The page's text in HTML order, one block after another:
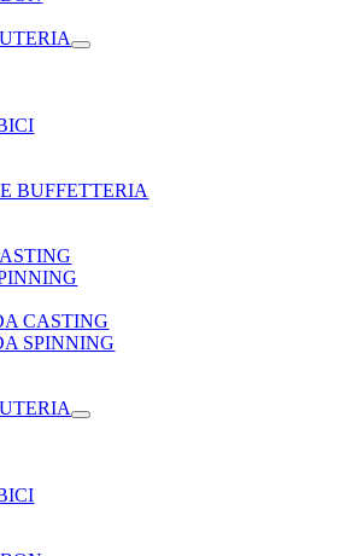
BUFFETTERIA
CASTING
SPINNING